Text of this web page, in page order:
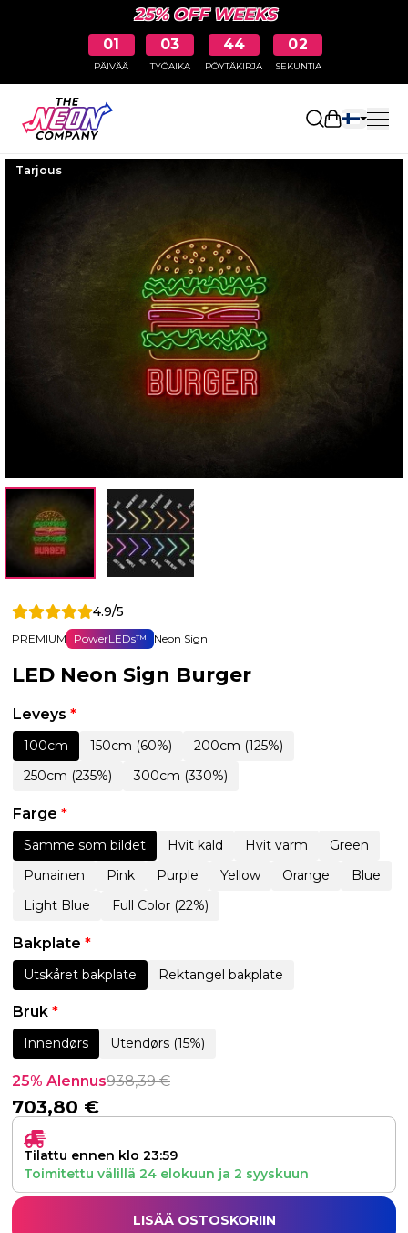
25% OFF WEEKS
01
PÄIVÄÄ
03
TYÖAIKA
44
PÖYTÄKIRJA
01
SEKUNTIA
Avaa
Tarjous
4.9/5
PREMIUM PowerLEDs™ Neon Sign
LED Neon Sign Burger
Leveys *
100cm 150cm (60%)
200cm (125%)
250cm (235%)
300cm (330%)
Farge *
Samme som bildet Hvit kald Hvit varm
Green
Punainen
Pink Purple Yellow Orange
Blue
Light Blue
Full Color (22%)
Bakplate *
Utskåret bakplate Rektangel bakplate
Bruk *
Innendørs Utendørs (15%)
25% Alennus938,39€
703,80 €
Tilattu ennen klo 23:59
Toimitettu välillä 24 elokuun ja 2 syyskuun
LISÄÄ OSTOSKORIIN